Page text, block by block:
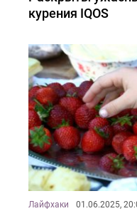
курения IQOS
Лайфхаки 01.06.2025,